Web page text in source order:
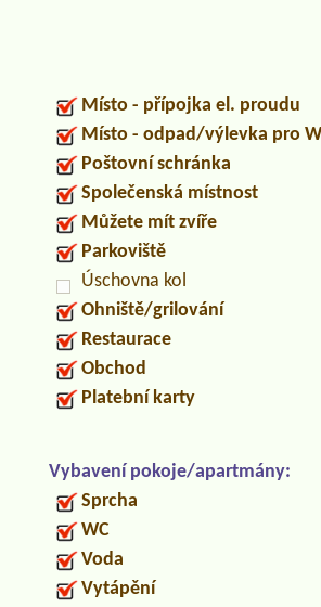
Místo - přípojka el. proudu
Místo - odpad/výlevka pro
Poštovní schránka
Společenská místnost
Můžete mít zvíře
Parkoviště
Úschovna kol
Ohniště/grilování
Restaurace
Obchod
Platební karty
Vybavení pokoje/apartmány:
Sprcha
WC
Voda
Vytápění